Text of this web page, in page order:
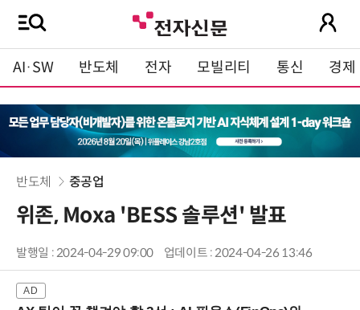
AI·SW 반도체 전자 모빌리티 통신 경제
반도체 중공업
위존, Moxa 'BESS 솔루션' 발표
발행일 : 2024-04-29 09:00 업데이트 : 2024-04-26 13:46